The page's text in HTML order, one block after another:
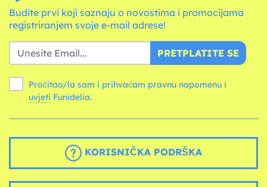
Budite prvi koji saznaju o novostima i promocijama
registriranjem svoje e-mail adrese!
PRETPLATITE SE
Pročitao/la sam i prihvaćam pravnu napomenu i
uvjeti Funidelia.
KORISNIČKA PODRŠKA